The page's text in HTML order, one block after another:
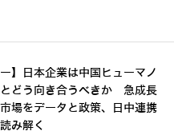
ー】日本企業は中国ヒューマノ
どう向き合うべきか 急成長
場をデータと政策、日中連携
み解く